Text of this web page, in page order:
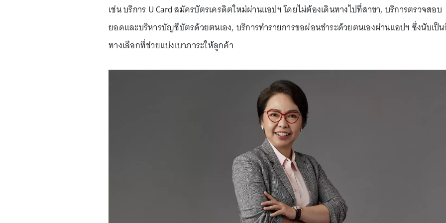
เช่น บริการ U Card สมัครบัตรเครดิตใหม่ผ่านแอปฯ โดยไม่ต้องเดินทางไปที่สาขา, บริการตรวจสอบ
ยอดและบริหารบัญชีบัตรด้วยตนเอง, บริการทำรายการขอผ่อนชำระด้วยตนเองผ่านแอปฯ ซึ่งนับเป็
ทางเลือกที่ช่วยแบ่งเบาภาระให้ลูกค้า